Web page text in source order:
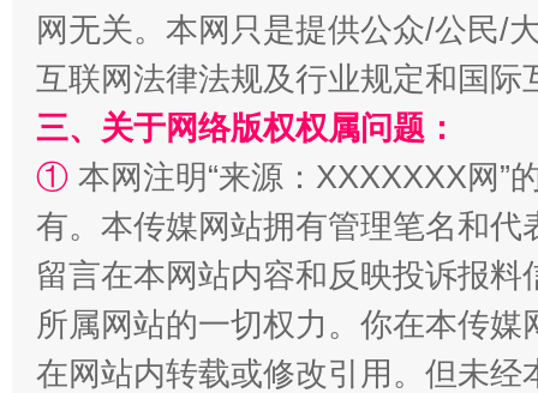
网无关。本网只是提供公众/公民/
互联网法律法规及行业规定和国
三、关于网络版权权属问题：
① 本网注明“来源：XXXXXXX网”
有。本传媒网站拥有管理笔名和
留言在本网站内容和反映投诉报
所属网站的一切权力。你在本传
在网站内转载或修改引用。但未